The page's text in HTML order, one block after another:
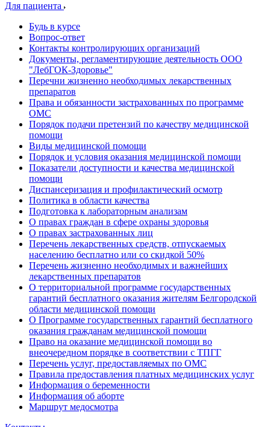
Для пациента
Будь в курсе
Вопрос-ответ
Контакты контролирующих организаций
Документы, регламентирующие деятельность ООО
"ЛебГОК-Здоровье"
Перечни жизненно необходимых лекарственных
препаратов
Права и обязанности застрахованных по программе
ОМС
Порядок подачи претензий по качеству медицинской
помощи
Виды медицинской помощи
Порядок и условия оказания медицинской помощи
Показатели доступности и качества медицинской
помощи
Диспансеризация и профилактический осмотр
Политика в области качества
Подготовка к лабораторным анализам
О правах граждан в сфере охраны здоровья
О правах застрахованных лиц
Перечень лекарственных средств, отпускаемых
населению бесплатно или со скидкой 50%
Перечень жизненно необходимых и важнейших
лекарственных препаратов
О территориальной программе государственных
гарантий бесплатного оказания жителям Белгородской
области медицинской помощи
О Программе государственных гарантий бесплатного
оказания гражданам медицинской помощи
Право на оказание медицинской помощи во
внеочередном порядке в соответствии с ТПГГ
Перечень услуг, предоставляемых по ОМС
Правила предоставления платных медицинских услуг
Информация о беременности
Информация об аборте
Маршрут медосмотра